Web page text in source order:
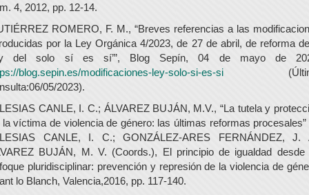
4, 2012, pp. 12-14.
ROMERO, F. M., “Breves referencias a las
por la Ley Orgánica 4/2023, de 27 de abril, de reforma
del solo sí es sí’”, Blog Sepín, 04 de mayo de
blog.sepin.es/modificaciones-ley-solo-si-es-si
05/2023).
CANLE, I. C.; ÁLVAREZ BUJÁN, M.V., “La tutela y
la víctima de violencia de género: las últimas reformas procesales”
CANLE, I. C.; GONZÁLEZ-ARES FERNÁNDEZ, J.
BUJÁN, M. V. (Coords.), El principio de igualdad desde
pluridisciplinar: prevención y represión de la violencia de
lo Blanch, Valencia,2016, pp. 117-140.